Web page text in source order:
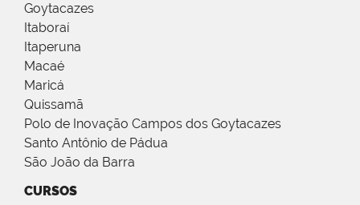
Goytacazes
Itaboraí
Itaperuna
Macaé
Maricá
Quissamã
Polo de Inovação Campos dos Goytacazes
Santo Antônio de Pádua
São João da Barra
CURSOS